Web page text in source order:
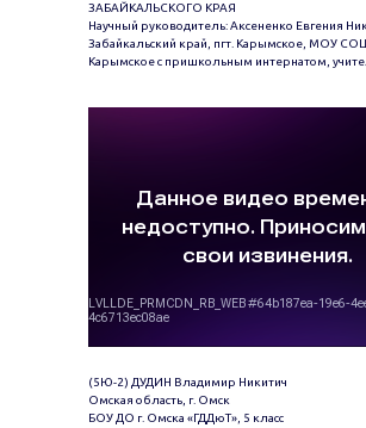
ЗАБАЙКАЛЬСКОГО КРАЯ
Научный руководитель: Аксененко Евгения
Забайкальский край, пгт. Карымское, МОУ
Карымское с пришкольным интернатом,
(5Ю-2) ДУДИН Владимир Никитич
Омская область, г. Омск
БОУ ДО г. Омска «ГДДюТ», 5 класс